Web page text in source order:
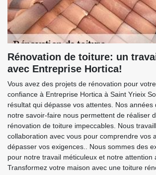
Rénovation de toiture: un
avec Entreprise Hortica!
Vous avez des projets de rénovation pour
confiance à Entreprise Hortica à Saint Yrieix
résultat qui dépasse vos attentes. Nos années
notre savoir-faire nous permettent de réaliser
rénovation de toiture impeccables. Nous
collaboration avec vous pour comprendre vos
dépasser vos exigences.. Nous sommes des
pour notre travail méticuleux et notre attention
Transformez votre maison avec une toiture